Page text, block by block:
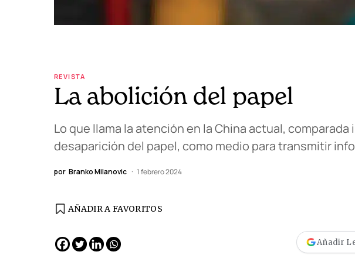
REVISTA
La abolición del papel
Lo que llama la atención en la China actual,
desaparición del papel, como medio para transmitir
por Branko Milanovic 1 febrero 2024
AÑADIR A FAVORITOS
Añadir